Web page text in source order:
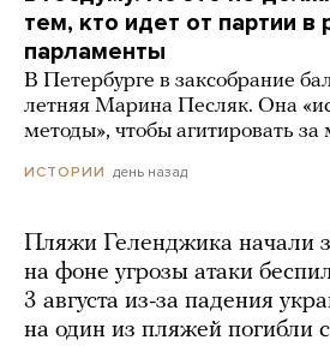
тем, кто идет от партии в
парламенты
В Петербурге в заксобрание
летняя Марина Песляк. Она
методы», чтобы агитировать за
ИСТОРИИ день назад
Пляжи Геленджика начали
на фоне угрозы атаки
3 августа из-за падения
на один из пляжей погибли